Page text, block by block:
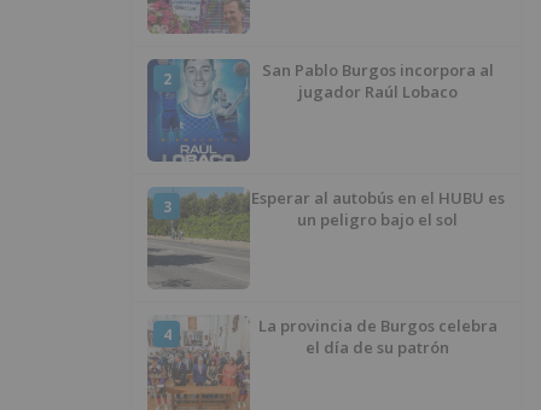
2
San Pablo Burgos incorpora al
jugador Raúl Lobaco
3
Esperar al autobús en el HUBU es
un peligro bajo el sol
4
La provincia de Burgos celebra
el día de su patrón